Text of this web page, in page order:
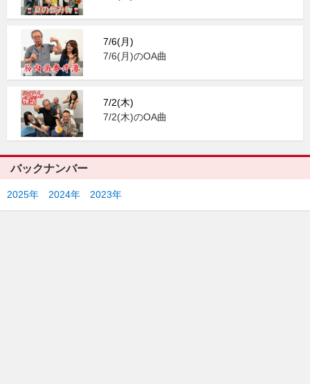
7/6(月)
7/6(月)のOA曲
7/2(木)
7/2(木)のOA曲
バックナンバー
2025年 2024年 2023年